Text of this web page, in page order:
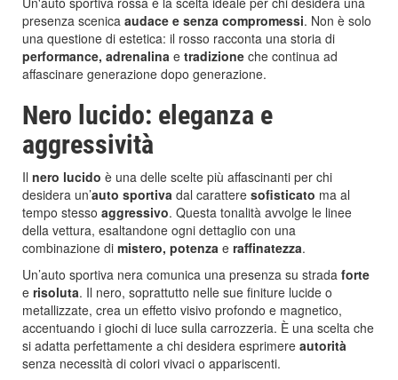
presenza scenica audace e senza compromessi. Non è solo
una questione di estetica: il rosso racconta una storia di
performance, adrenalina e tradizione che continua ad
affascinare generazione dopo generazione.
Nero lucido: eleganza e
aggressività
Il nero lucido è una delle scelte più affascinanti per chi
desidera un’auto sportiva dal carattere sofisticato ma al
tempo stesso aggressivo. Questa tonalità avvolge le linee
della vettura, esaltandone ogni dettaglio con una
combinazione di mistero, potenza e raffinatezza.
Un’auto sportiva nera comunica una presenza su strada forte
e risoluta. Il nero, soprattutto nelle sue finiture lucide o
metallizzate, crea un effetto visivo profondo e magnetico,
accentuando i giochi di luce sulla carrozzeria. È una scelta che
si adatta perfettamente a chi desidera esprimere autorità
senza necessità di colori vivaci o appariscenti.